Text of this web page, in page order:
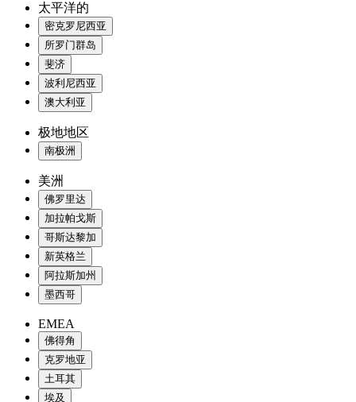
太平洋的
密克罗尼西亚
所罗门群岛
斐济
波利尼西亚
澳大利亚
极地地区
南极洲
美洲
佛罗里达
加拉帕戈斯
哥斯达黎加
新英格兰
阿拉斯加州
墨西哥
EMEA
佛得角
克罗地亚
土耳其
埃及